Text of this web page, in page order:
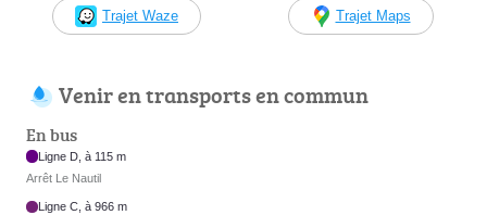
Trajet Waze Trajet Maps
Venir en transports en commun
En bus
Ligne D, à 115 m
Arrêt Le Nautil
Ligne C, à 966 m